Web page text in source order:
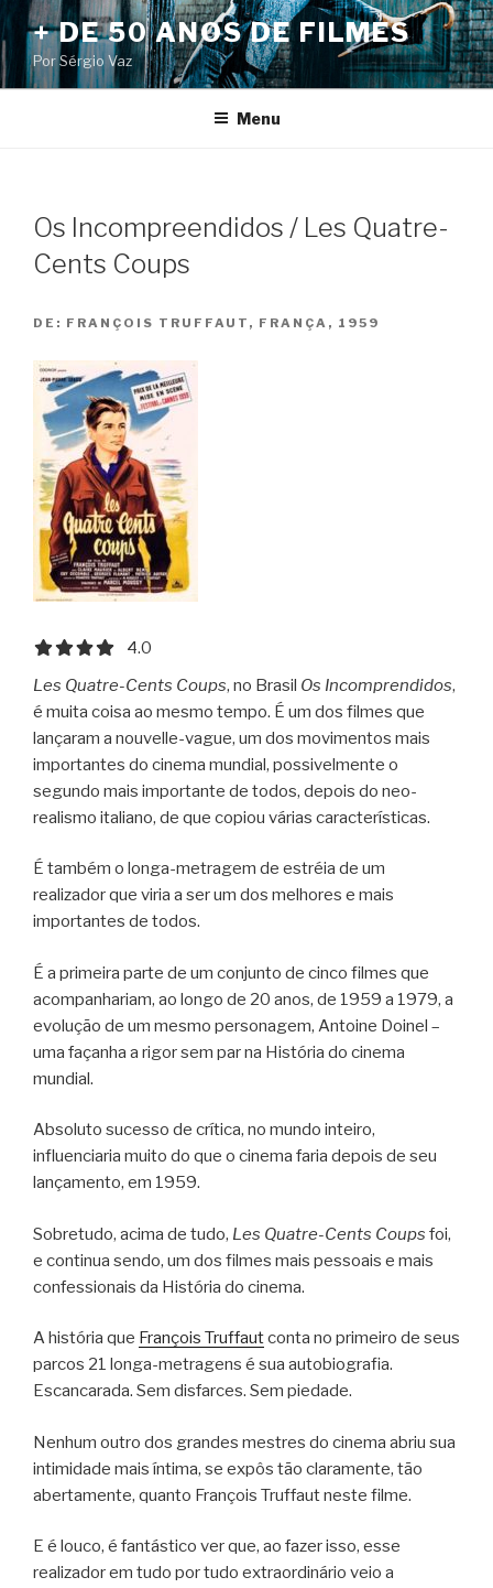
Pular
para
o
conteúdo
+ DE 50 ANOS DE FILMES
Por Sérgio Vaz
Menu
Os Incompreendidos / Les Quatre-
Cents Coups
DE: FRANÇOIS TRUFFAUT, FRANÇA, 1959
4.0 out of 5.0 stars
4.0
Les Quatre-Cents Coups, no Brasil Os Incomprendidos,
é muita coisa ao mesmo tempo. É um dos filmes que
lançaram a nouvelle-vague, um dos movimentos mais
importantes do cinema mundial, possivelmente o
segundo mais importante de todos, depois do neo-
realismo italiano, de que copiou várias características.
É também o longa-metragem de estréia de um
realizador que viria a ser um dos melhores e mais
importantes de todos.
É a primeira parte de um conjunto de cinco filmes que
acompanhariam, ao longo de 20 anos, de 1959 a 1979, a
evolução de um mesmo personagem, Antoine Doinel –
uma façanha a rigor sem par na História do cinema
mundial.
Absoluto sucesso de crítica, no mundo inteiro,
influenciaria muito do que o cinema faria depois de seu
lançamento, em 1959.
Sobretudo, acima de tudo, Les Quatre-Cents Coups foi,
e continua sendo, um dos filmes mais pessoais e mais
confessionais da História do cinema.
A história que François Truffautconta no primeiro de seus
parcos 21 longa-metragens é sua autobiografia.
Escancarada. Sem disfarces. Sem piedade.
Nenhum outro dos grandes mestres do cinema abriu sua
intimidade mais íntima, se expôs tão claramente, tão
abertamente, quanto François Truffaut neste filme.
E é louco, é fantástico ver que, ao fazer isso, esse
realizador em tudo por tudo extraordinário veio a